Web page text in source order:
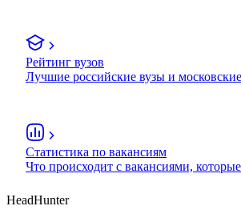
Рейтинг вузов
Лучшие российские вузы и
Статистика по вакансиям
Что происходит с вакансиями,
HeadHunter